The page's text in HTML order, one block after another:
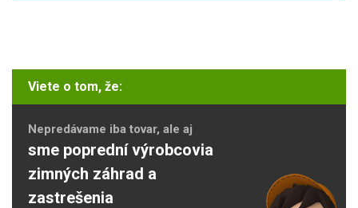
Viete o tom, že:
Nepredávame iba tovar, ale aj
sme poprední výrobcovia
zimných záhrad a
zastrešenia